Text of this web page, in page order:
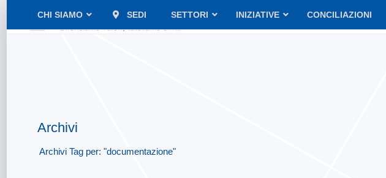
CHI SIAMO SEDI SETTORI INIZIATIVE CONCILIAZIONI
Archivi
Archivi Tag per: "documentazione"